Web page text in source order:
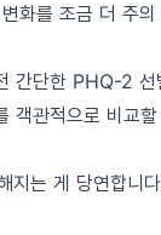
화를 조금 더 주
단한 PHQ-2 선
객관적으로 비교
는 게 당연합니